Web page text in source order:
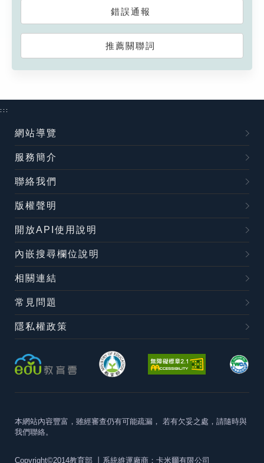
錯誤通報
推薦關聯詞
:::
網站導覽
服務簡介
聯絡我們
版權聲明
開放API使用說明
內嵌搜尋欄位說明
相關連結
常見問題
隱私權政策
本網站內容豐富，雖經審查仍有可能疏漏， 若有欠妥之處，請隨時與
我們聯絡。
Copyright©2014教育部 丨系統維運廠商：卡米爾有限公司